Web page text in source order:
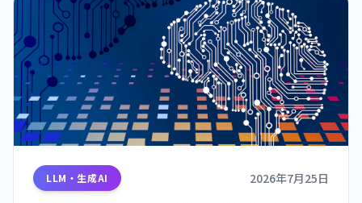
LLM・生成AI 2026年7月25日